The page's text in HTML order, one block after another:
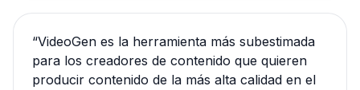
“VideoGen es la herramienta más subestimada
para los creadores de contenido que quieren
producir contenido de la más alta calidad en el